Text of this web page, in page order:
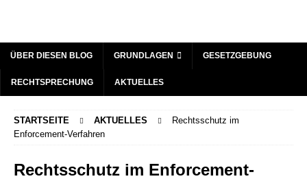
ÜBER DIESEN BLOG GRUNDLAGEN GESETZGEBUNG
RECHTSPRECHUNG AKTUELLES
STARTSEITE AKTUELLES
Rechtsschutz im
Enforcement-Verfahren
Rechtsschutz im Enforcement-